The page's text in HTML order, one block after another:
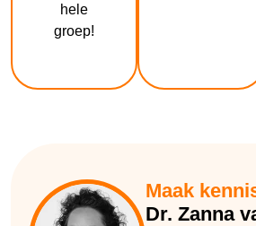
hele
groep!
Maak
Dr. Zanna